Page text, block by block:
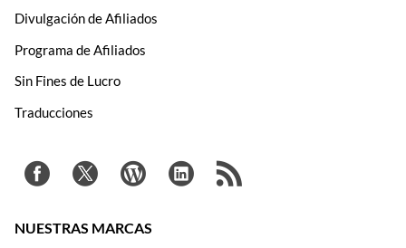
Divulgación de Afiliados
Programa de Afiliados
Sin Fines de Lucro
Traducciones
NUESTRAS MARCAS